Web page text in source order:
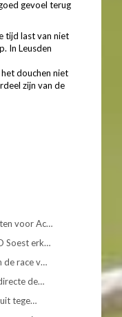
gevoel terug
tijd last van niet
In Leusden
douchen niet
zijn van de
voor Ac…
Soest erk…
de race v…
de…
tege…